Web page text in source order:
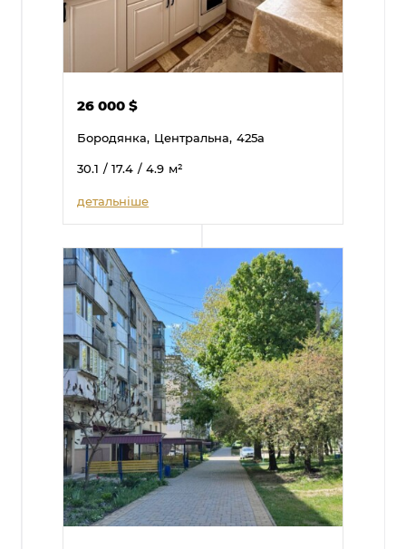
26 000$
Бородянка, Центральна, 425а
30.1 / 17.4 / 4.9 м²
детальніше